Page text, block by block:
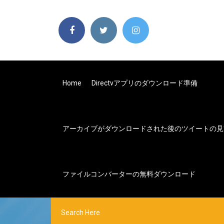
Home Directvアプリのダウンロード準備
アーカイブがダウンロードされた後のツイートの
ファイルコンバーターの無料ダウンロード